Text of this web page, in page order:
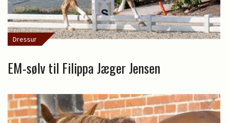
Dressur
EM-sølv til Filippa Jæger Jensen